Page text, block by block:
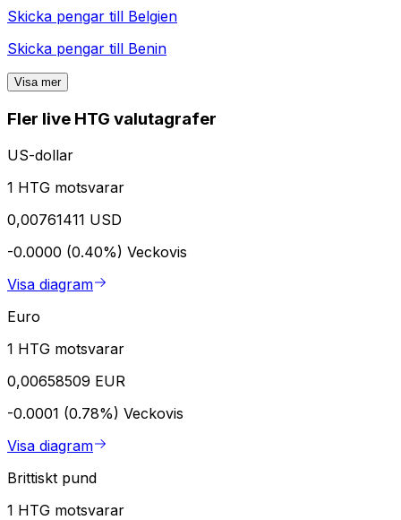
Skicka pengar till Belgien
Skicka pengar till Benin
Visa mer
Fler live HTG valutagrafer
US-dollar
1 HTG motsvarar
0,00761411 USD
-0.0000 (0.40%) Veckovis
Visa diagram
Euro
1 HTG motsvarar
0,00658509 EUR
-0.0001 (0.78%) Veckovis
Visa diagram
Brittiskt pund
1 HTG motsvarar